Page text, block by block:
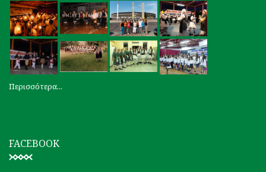
Περισσότερα...
FACEBOOK